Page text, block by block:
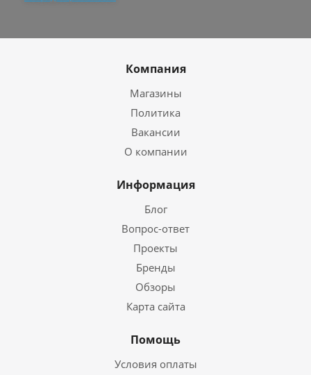
Компания
Магазины
Политика
Вакансии
О компании
Информация
Блог
Вопрос-ответ
Проекты
Бренды
Обзоры
Карта сайта
Помощь
Условия оплаты